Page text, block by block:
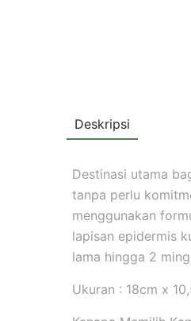
Deskripsi
Destinasi utama
tanpa perlu
menggunakan
lapisan epidermis
lama hingga 2
Ukuran : 18cm x